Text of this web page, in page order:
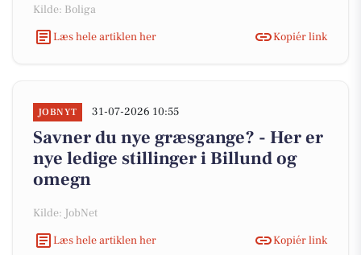
Kilde: Boliga
Læs hele artiklen her
Kopiér link
JOBNYT 31-07-2026 10:55
Savner du nye græsgange? - Her er
nye ledige stillinger i Billund og
omegn
Kilde: JobNet
Læs hele artiklen her
Kopiér link